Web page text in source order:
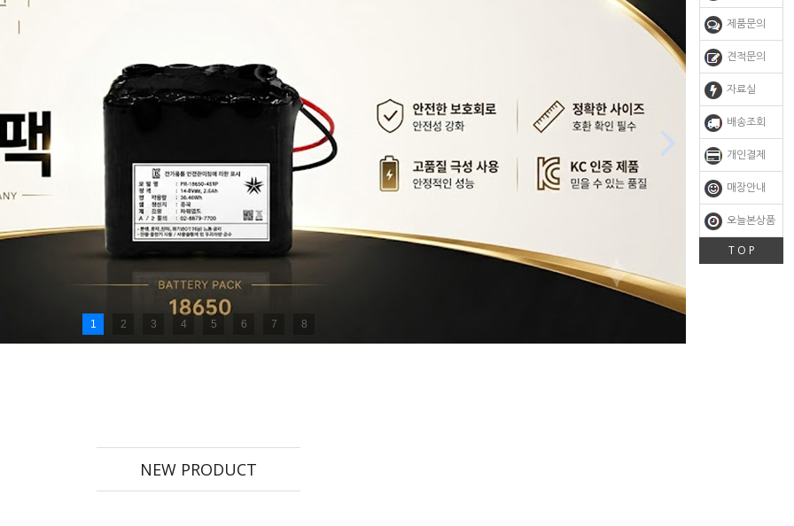
제품문의
견적문의
자료실
배송조회
개인결제
매장안내
오늘본상품
T O P
1 2 3 4 5 6 7 8

NEW PRODUCT